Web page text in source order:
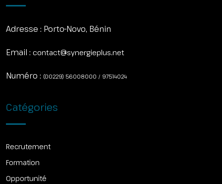
Adresse : Porto-Novo, Bénin
Email : contact@synergieplus.net
Numéro : (00229) 56008000 / 97514024
Catégories
Recrutement
Formation
Opportunité